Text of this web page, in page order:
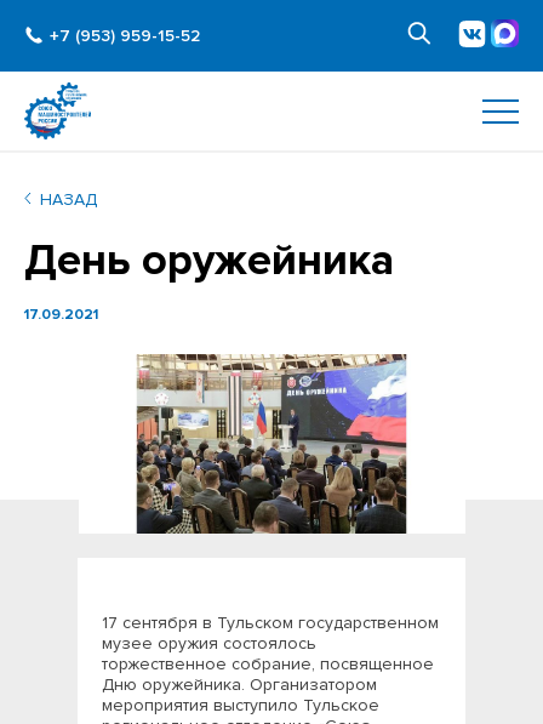
+7 (953) 959-15-52
НАЗАД
День оружейника
17.09.2021
17 сентября в Тульском государственном
музее оружия состоялось
торжественное собрание, посвященное
Дню оружейника. Организатором
мероприятия выступило Тульское